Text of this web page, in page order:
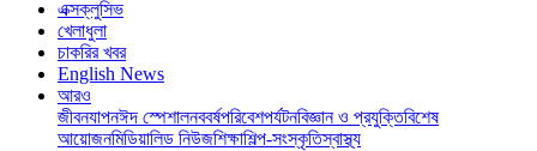
এক্সক্লুসিভ
খেলাধুলা
চাকরির খবর
English News
আরও
জীবনযাপনঈদ স্পেশালনববর্ষপরিবেশপর্যটনবিজ্ঞান ও প্রযুক্তিবিশেষ
আয়োজনমিডিয়ালিড নিউজশিক্ষাশিল্প-সংস্কৃতিস্বাস্থ্য